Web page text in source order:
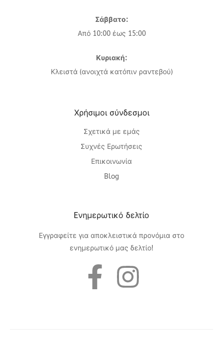
Σάββατο:
Από 10:00 έως 15:00
Κυριακή:
Κλειστά (ανοιχτά κατόπιν ραντεβού)
Χρήσιμοι σύνδεσμοι
Σχετικά με εμάς
Συχνές Ερωτήσεις
Επικοινωνία
Blog
Eνημερωτικό δελτίο
Εγγραφείτε για αποκλειστικά προνόμια στο
ενημερωτικό μας δελτίο!